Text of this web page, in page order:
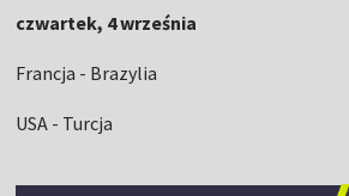
czwartek, 4 września
Francja - Brazylia
USA - Turcja